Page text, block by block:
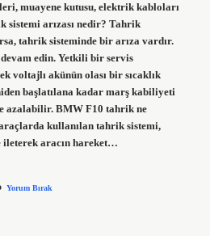
muayene kutusu, elektrik kabloları
sistemi arızası nedir? Tahrik
tahrik sisteminde bir arıza vardır.
edin. Yetkili bir servis
voltajlı akünün olası bir sıcaklık
başlatılana kadar marş kabiliyeti
azalabilir. BMW F10 tahrik ne
kullanılan tahrik sistemi,
aracın hareket…
Yorum Bırak